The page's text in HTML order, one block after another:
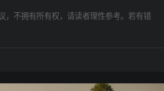
，不拥有所有权，请读者理性参考。若有错